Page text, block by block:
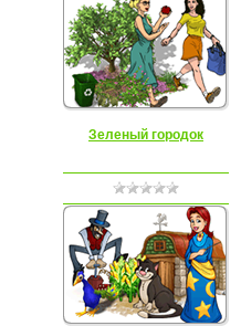
Зеленый городок